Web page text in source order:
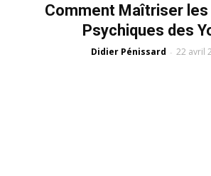
Comment Maîtriser les
Psychiques des
Didier Pénissard - 22 avril